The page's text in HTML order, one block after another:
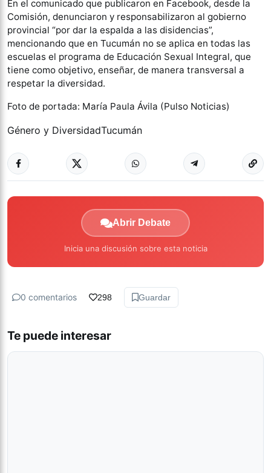
En el comunicado que publicaron en Facebook, desde la
Comisión, denunciaron y responsabilizaron al gobierno
provincial “por dar la espalda a las disidencias”,
mencionando que en Tucumán no se aplica en todas las
escuelas el programa de Educación Sexual Integral, que
tiene como objetivo, enseñar, de manera transversal a
respetar la diversidad.
Foto de portada: María Paula Ávila (Pulso Noticias)
Género y DiversidadTucumán
Abrir Debate
Inicia una discusión sobre esta noticia
0 comentarios 298 Guardar
Te puede interesar